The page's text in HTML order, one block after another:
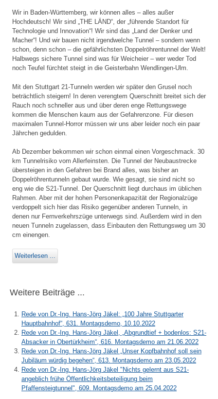
Wir in Baden-Württemberg, wir können alles – alles außer
Hochdeutsch! Wir sind „THE LÄND“, der „führende Standort für
Technologie und Innovation“! Wir sind das „Land der Denker und
Macher“! Und wir bauen nicht irgendwelche Tunnel – sondern wenn
schon, denn schon – die gefährlichsten Doppelröhrentunnel der Welt!
Halbwegs sichere Tunnel sind was für Weicheier – wer weder Tod
noch Teufel fürchtet steigt in die Geisterbahn Wendlingen-Ulm.
Mit den Stuttgart 21-Tunneln werden wir später den Grusel noch
beträchtlich steigern! In deren verengtem Querschnitt breitet sich der
Rauch noch schneller aus und über deren enge Rettungswege
kommen die Menschen kaum aus der Gefahrenzone. Für diesen
maximalen Tunnel-Horror müssen wir uns aber leider noch ein paar
Jährchen gedulden.
Ab Dezember bekommen wir schon einmal einen Vorgeschmack. 30
km Tunnelrisiko vom Allerfeinsten. Die Tunnel der Neubaustrecke
übersteigen in den Gefahren bei Brand alles, was bisher an
Doppelröhrentunneln gebaut wurde. Wie gesagt, sie sind nicht so
eng wie die S21-Tunnel. Der Querschnitt liegt durchaus im üblichen
Rahmen. Aber mit der hohen Personenkapazität der Regionalzüge
verdoppelt sich hier das Risiko gegenüber anderen Tunneln, in
denen nur Fernverkehrszüge unterwegs sind. Außerdem wird in den
neuen Tunneln zugelassen, dass Einbauten den Rettungsweg um 30
cm einengen.
Weiterlesen ...
Weitere Beiträge ...
Rede von Dr.-Ing. Hans-Jörg Jäkel: „100 Jahre Stuttgarter
Hauptbahnhof“, 631. Montagsdemo, 10.10.2022
Rede von Dr.-Ing. Hans-Jörg Jäkel, „Abgrundtief + bodenlos: S21-
Absacker in Obertürkheim“, 616. Montagsdemo am 21.06.2022
Rede von Dr.-Ing. Hans-Jörg Jäkel „Unser Kopfbahnhof soll sein
Jubiläum würdig begehen“, 613. Montagsdemo am 23.05.2022
Rede von Dr.-Ing. Hans-Jörg Jäkel "Nichts gelernt aus S21-
angeblich frühe Öffentlichkeitsbeteiligung beim
Pfaffensteigtunnel", 609. Montagsdemo am 25.04.2022